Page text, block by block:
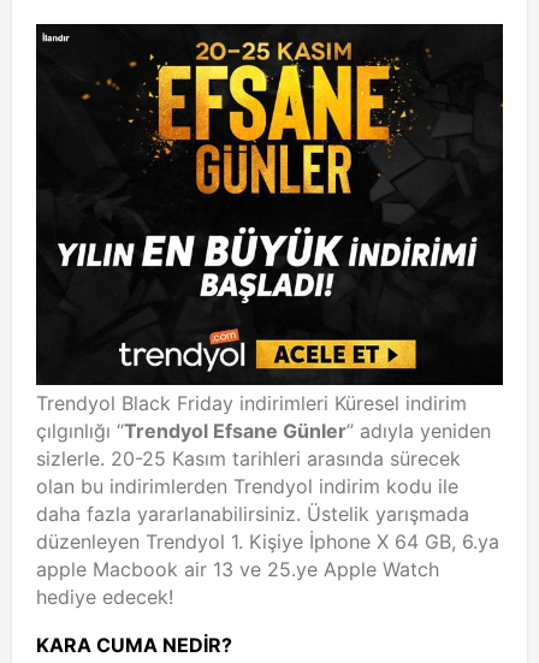
Trendyol Black Friday indirimleri Küresel indirim
çılgınlığı “Trendyol Efsane Günler” adıyla yeniden
sizlerle. 20-25 Kasım tarihleri arasında sürecek
olan bu indirimlerden Trendyol indirim kodu ile
daha fazla yararlanabilirsiniz. Üstelik yarışmada
düzenleyen Trendyol 1. Kişiye İphone X 64 GB, 6.ya
apple Macbook air 13 ve 25.ye Apple Watch
hediye edecek!
KARA CUMA NEDİR?